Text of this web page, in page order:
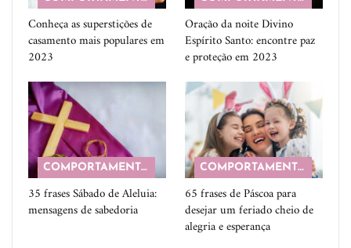
Conheça as superstições de
casamento mais populares em
2023
Oração da noite Divino
Espírito Santo: encontre paz
e proteção em 2023
COMPORTAMENTO
35 frases Sábado de Aleluia:
mensagens de sabedoria
COMPORTAMENTO
65 frases de Páscoa para
desejar um feriado cheio de
alegria e esperança